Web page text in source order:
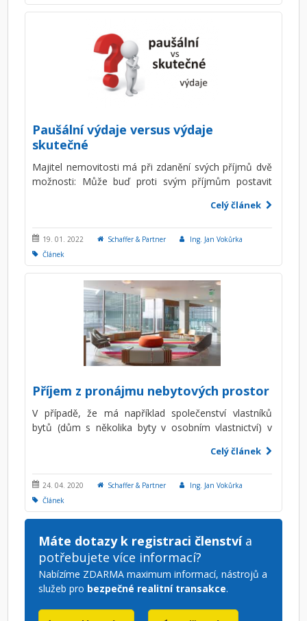
Paušální výdaje versus výdaje
skutečné
Majitel nemovitosti má při zdanění svých příjmů dvě
možnosti: Může buď proti svým příjmům postavit
pronájmem, nebo je možné uplatnit tzv. paušální
výdaje.
Celý článek
19. 01. 2022 Schaffer & Partner
Ing. Jan Vokůrka
Článek
Příjem z pronájmu nebytových prostor
V případě, že má například společenství vlastníků
bytů (dům s několika byty v osobním vlastnictví) v
pronajímány, je vhodné se zaměřit na otázku, jak
prostoru u jednotlivých vlastníků.
Celý článek
24. 04. 2020 Schaffer & Partner
Ing. Jan Vokůrka
Článek
Máte dotazy k registraci členstvía
potřebujete více informací?
Nabízíme ZDARMA maximum informací, nástrojů a
služeb pro bezpečné realitní transakce.